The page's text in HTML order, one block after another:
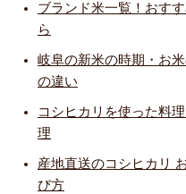
ブランド米一覧！おす
ら
岐阜の新米の時期・お
の違い
コシヒカリを使った料
理
産地直送のコシヒカリ
び方